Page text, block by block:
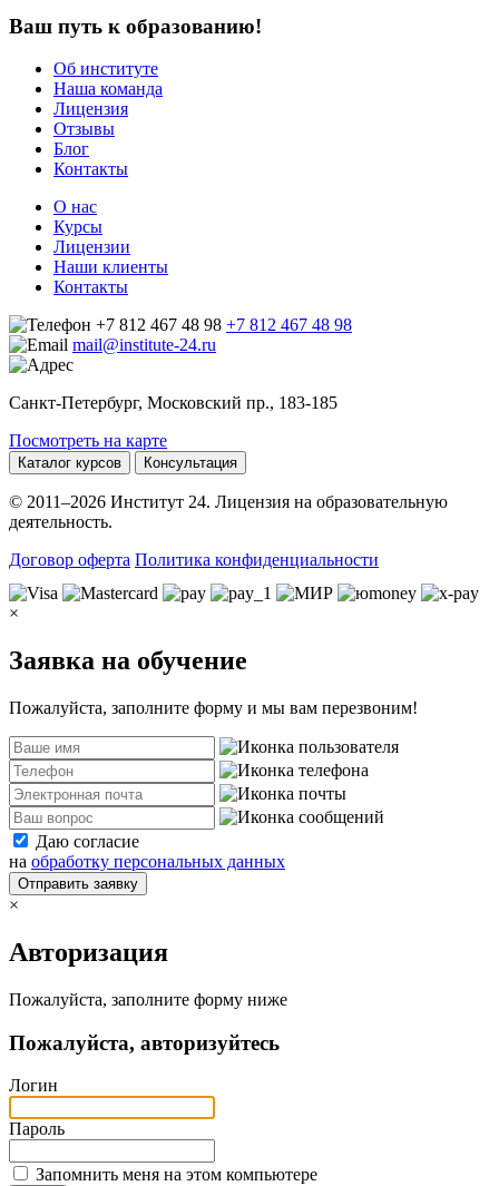
Ваш путь к образованию!
Об институте
Наша команда
Лицензия
Отзывы
Блог
Контакты
О нас
Курсы
Лицензии
Наши клиенты
Контакты
+7 812 467 48 98 +7 812 467 48 98
mail@institute-24.ru
Санкт-Петербург, Московский пр., 183-185
Посмотреть на карте
Каталог курсов Консультация
© 2011–2026 Институт 24. Лицензия на образовательную
деятельность.
Договор оферта Политика конфиденциальности
×
Заявка на обучение
Пожалуйста, заполните форму и мы вам перезвоним!
Даю согласие
на обработку персональных данных
Отправить заявку
×
Авторизация
Пожалуйста, заполните форму ниже
Пожалуйста, авторизуйтесь
Логин
Пароль
Запомнить меня на этом компьютере